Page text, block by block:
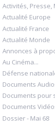
Activités,
Actualité Europe
Actualité France
Actualité Monde
Annonces à
Au Cinéma...
Défense
Documents
Documents pour
Documents
Dossier - Mai 68